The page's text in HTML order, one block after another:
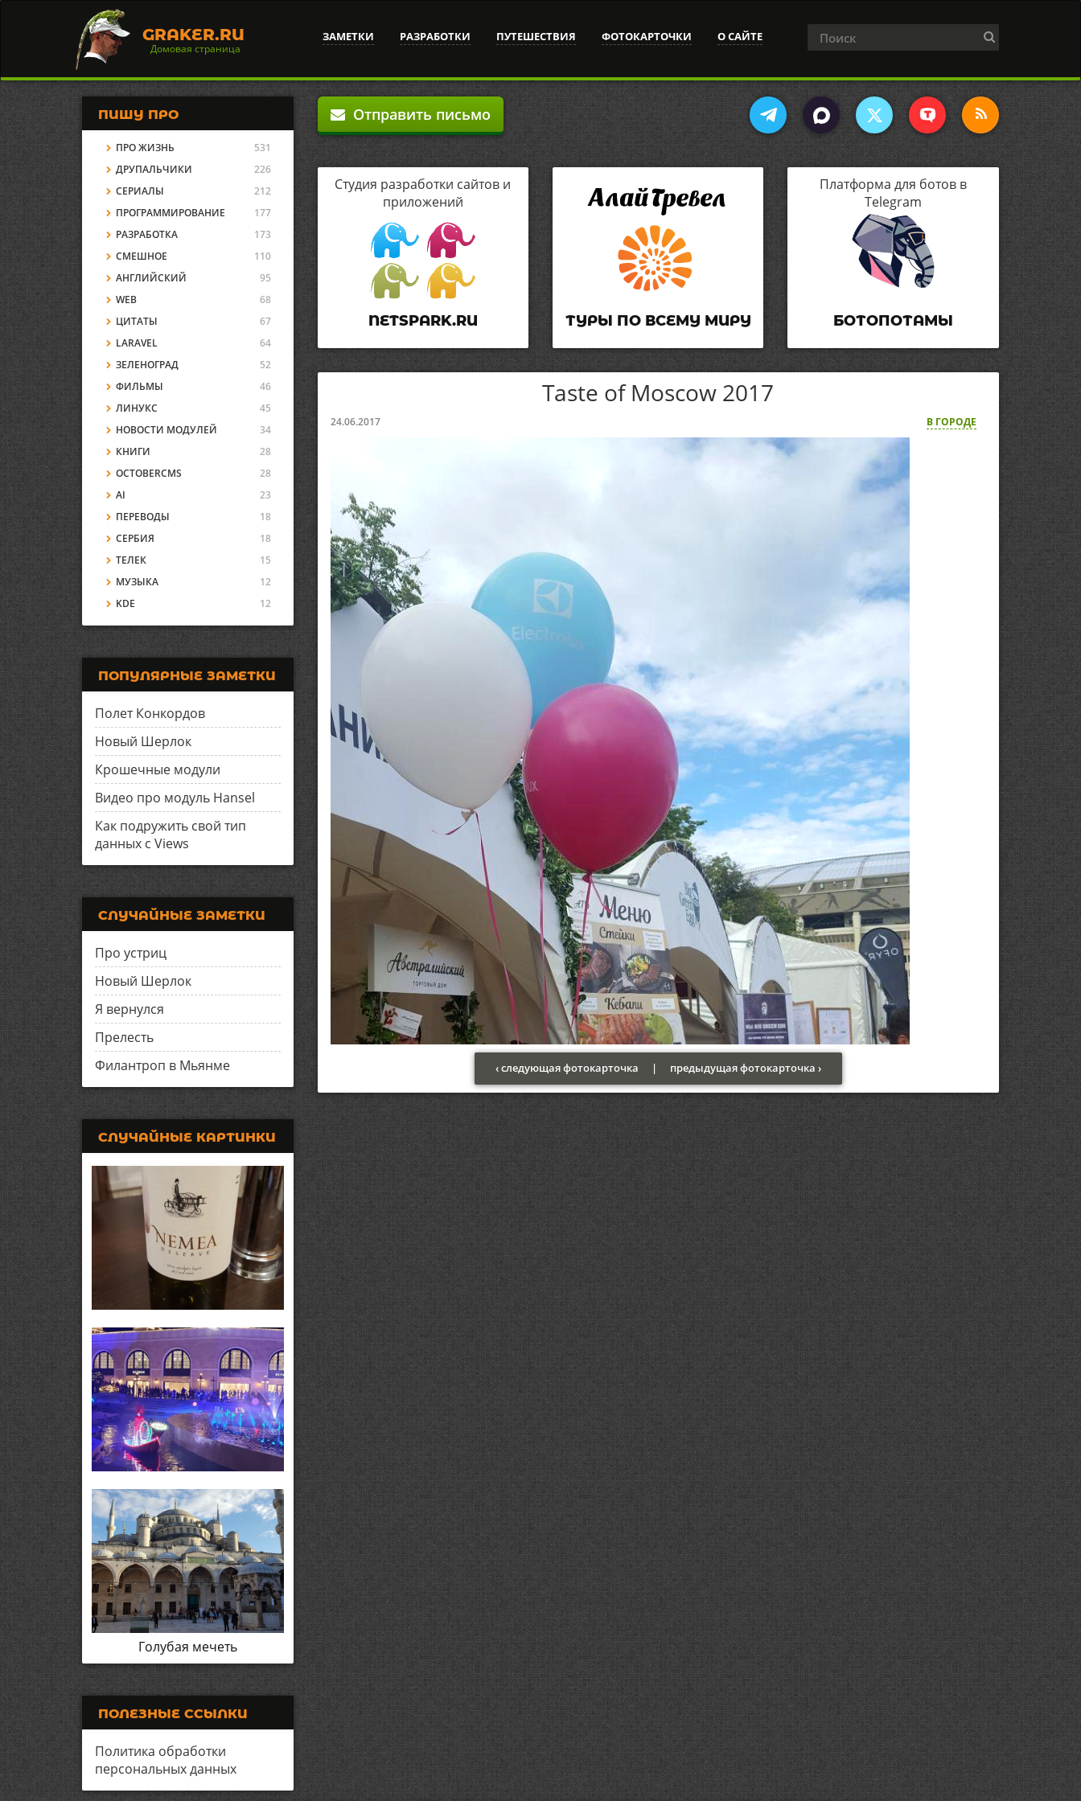
GRAKER.RU
Домовая страница
ЗАМЕТКИ РАЗРАБОТКИ ПУТЕШЕСТВИЯ ФОТОКАРТОЧКИ О САЙТЕ
Отправить письмо
Студия разработки сайтов и
приложений
NETSPARK.RU ТУРЫ ПО ВСЕМУ МИРУ
Платформа для ботов в
Telegram
БОТОПОТАМЫ
Taste of Moscow 2017
24.06.2017 В ГОРОДЕ
‹ следующая фотокарточка | предыдущая фотокарточка ›
ПИШУ ПРО
ПРО ЖИЗНЬ
531
ДРУПАЛЬЧИКИ
226
СЕРИАЛЫ
212
ПРОГРАММИРОВАНИЕ
177
РАЗРАБОТКА
173
СМЕШНОЕ
110
АНГЛИЙСКИЙ
95
WEB
68
ЦИТАТЫ
67
LARAVEL
64
ЗЕЛЕНОГРАД
52
ФИЛЬМЫ
46
ЛИНУКС
45
НОВОСТИ МОДУЛЕЙ
34
КНИГИ
28
OCTOBERCMS
28
AI
23
ПЕРЕВОДЫ
18
СЕРБИЯ
18
ТЕЛЕК
15
МУЗЫКА
12
KDE
12
ПОПУЛЯРНЫЕ ЗАМЕТКИ
Полет Конкордов
Новый Шерлок
Крошечные модули
Видео про модуль Hansel
Как подружить свой тип
данных с Views
СЛУЧАЙНЫЕ ЗАМЕТКИ
Про устриц
Новый Шерлок
Я вернулся
Прелесть
Филантроп в Мьянме
СЛУЧАЙНЫЕ КАРТИНКИ
Голубая мечеть
ПОЛЕЗНЫЕ ССЫЛКИ
Политика обработки
персональных данных